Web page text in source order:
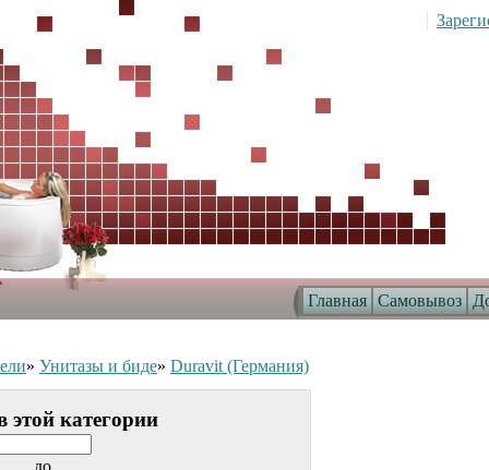
Главная Самовывоз
» Унитазы и биде» Duravit (Германия)
этой категории
до